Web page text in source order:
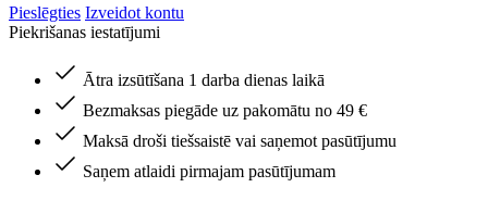
Pieslēgties Izveidot kontu
Piekrišanas iestatījumi
Ātra izsūtīšana 1 darba dienas laikā
Bezmaksas piegāde uz pakomātu no 49 €
Maksā droši tiešsaistē vai saņemot pasūtījumu
Saņem atlaidi pirmajam pasūtījumam